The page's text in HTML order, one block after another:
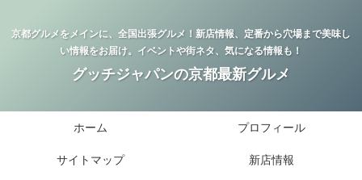
京都グルメをメインに、全国出張グルメ！新店情報、定番から穴場まで美味し
い情報をお届け。イベントや街ネタ、気になる情報も！
グッチジャパンの京都最新グルメ
ホーム プロフィール
サイトマップ 新店情報